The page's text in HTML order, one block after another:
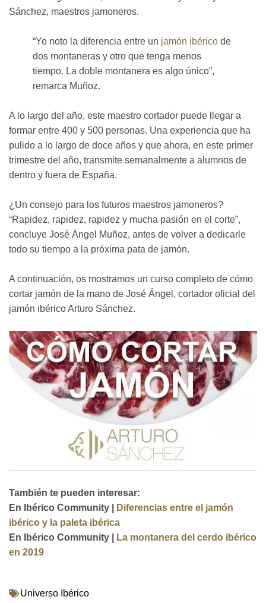
Sánchez, maestros jamoneros.
“Yo noto la diferencia entre un jamón ibérico de
dos montaneras y otro que tenga menos
tiempo. La doble montanera es algo único”,
remarca Muñoz.
A lo largo del año, este maestro cortador puede llegar a
formar entre 400 y 500 personas. Una experiencia que ha
pulido a lo largo de doce años y que ahora, en este primer
trimestre del año, transmite semanalmente a alumnos de
dentro y fuera de España.
¿Un consejo para los futuros maestros jamoneros?
“Rapidez, rapidez, rapidez y mucha pasión en el corte”,
concluye José Ángel Muñoz, antes de volver a dedicarle
todo su tiempo a la próxima pata de jamón.
A continuación, os mostramos un curso completo de cómo
cortar jamón de la mano de José Ángel, cortador oficial del
jamón ibérico Arturo Sánchez.
También te pueden interesar:
En Ibérico Community |
Diferencias entre el jamón
ibérico y la paleta ibérica
En Ibérico Community |
La montanera del cerdo ibérico
en 2019
Universo Ibérico